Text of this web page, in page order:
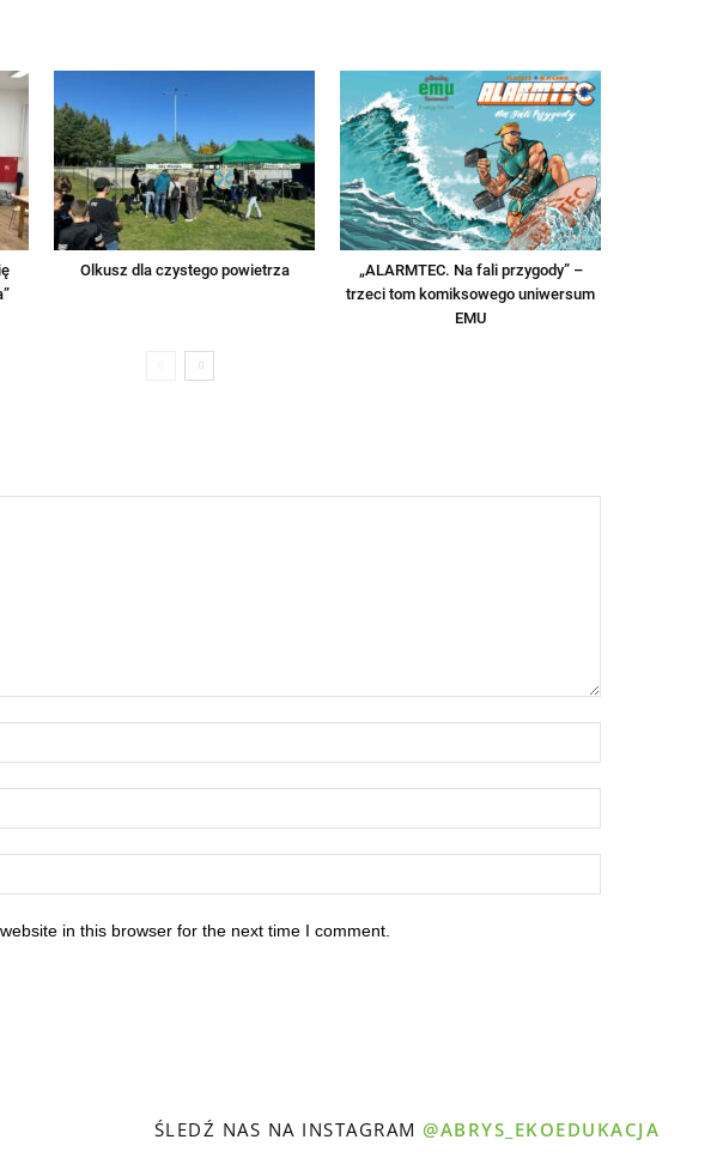
Olkusz dla czystego powietrza
„ALARMTEC. Na fali przygody” –
trzeci tom komiksowego uniwersum
EMU
in this browser for the next time I comment.
ŚLEDŹ NAS NA INSTAGRAM@ABRYS_EKOEDUKACJA